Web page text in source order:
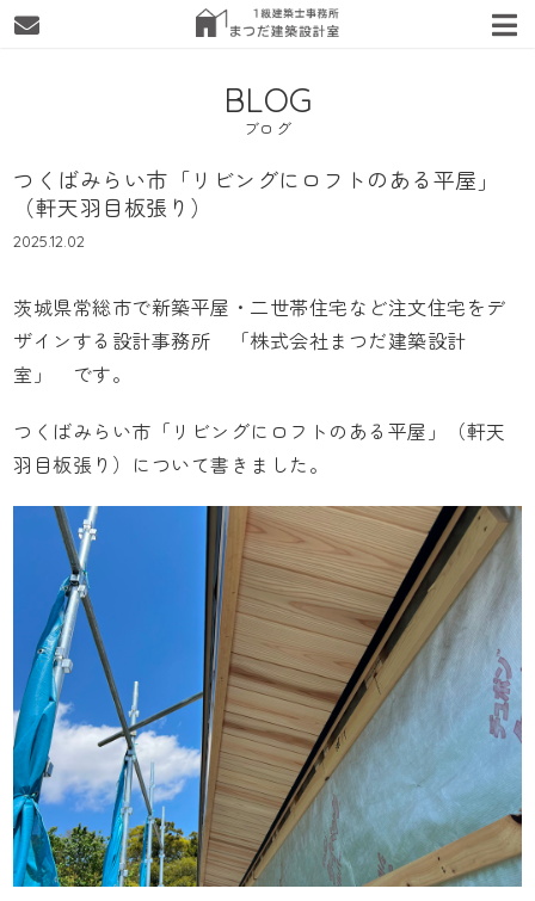
BLOG
ブログ
つくばみらい市「リビングにロフトのある平屋」
（軒天羽目板張り）
2025.12.02
茨城県常総市で新築平屋・二世帯住宅など注文住宅をデ
ザインする設計事務所
「株式会社まつだ建築設計
室」
です。
つくばみらい市「リビングにロフトのある平屋」（軒天
羽目板張り）について書きました。